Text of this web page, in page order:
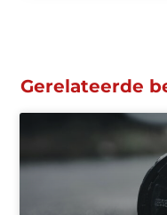
Gerelateerde